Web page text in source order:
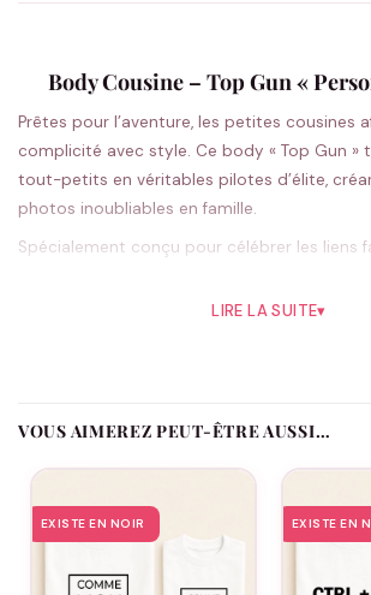
Body Cousine – Top Gun «
Prêtes pour l’aventure, les petites cousines
complicité avec style. Ce body « Top Gun »
tout-petits en véritables pilotes d’élite,
photos inoubliables en famille.
Spécialement conçu pour célébrer les liens
rassemblements familiaux. L’esprit « Top Gun
captivant ravit parents et grands-parents.
membres de la famille pour créer un look
élégant.
LIRE LA SUITE▾
VOUS AIMEREZ PEUT-ÊTRE AUSSI…
EXISTE EN NOIR EXISTE EN